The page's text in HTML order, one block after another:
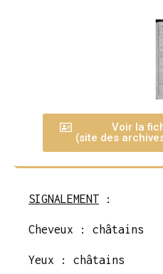
Voir la
(site des
SIGNALEMENT :
Cheveux : châtains
Yeux : châtains